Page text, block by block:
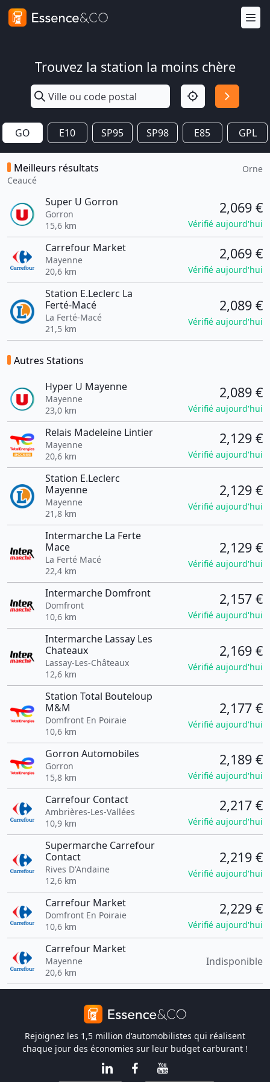
Trouvez la station la moins chère
GO E10 SP95 SP98 E85 GPL
Meilleurs résultats
Ceaucé
Orne
Super U Gorron
Gorron
15,6 km
2,069 €
Vérifié aujourd'hui
Carrefour Market
Mayenne
20,6 km
2,069 €
Vérifié aujourd'hui
Station E.Leclerc La
Ferté-Macé
La Ferté-Macé
21,5 km
2,089 €
Vérifié aujourd'hui
Autres Stations
Hyper U Mayenne
Mayenne
23,0 km
2,089 €
Vérifié aujourd'hui
Relais Madeleine Lintier
Mayenne
20,6 km
2,129 €
Vérifié aujourd'hui
Station E.Leclerc
Mayenne
Mayenne
21,8 km
2,129 €
Vérifié aujourd'hui
Intermarche La Ferte
Mace
La Ferté Macé
22,4 km
2,129 €
Vérifié aujourd'hui
Intermarche Domfront
Domfront
10,6 km
2,157 €
Vérifié aujourd'hui
Intermarche Lassay Les
Chateaux
Lassay-Les-Châteaux
12,6 km
2,169 €
Vérifié aujourd'hui
Station Total Bouteloup
M&M
Domfront En Poiraie
10,6 km
2,177 €
Vérifié aujourd'hui
Gorron Automobiles
Gorron
15,8 km
2,189 €
Vérifié aujourd'hui
Carrefour Contact
Ambrières-Les-Vallées
10,9 km
2,217 €
Vérifié aujourd'hui
Supermarche Carrefour
Contact
Rives D'Andaine
12,6 km
2,219 €
Vérifié aujourd'hui
Carrefour Market
Domfront En Poiraie
10,6 km
2,229 €
Vérifié aujourd'hui
Carrefour Market
Mayenne
20,6 km
Indisponible
Rejoignez les 1,5 million d'automobilistes qui réalisent
chaque jour des économies sur leur budget carburant !